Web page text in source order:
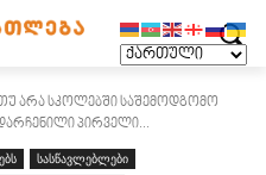
არა სკოლებში საშემოდგომო
პირველი...
სასწავლებლები